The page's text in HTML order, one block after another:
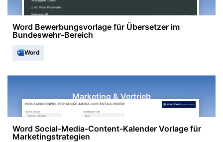
Word Bewerbungsvorlage für Übersetzer im
Bundeswehr-Bereich
Word
Marketing & Vertrieb
Word Social-Media-Content-Kalender Vorlage für
Marketingstrategien